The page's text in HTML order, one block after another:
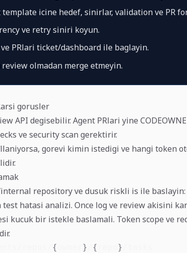
template icine hedef, sinirlar, validation ve PR
ve retry siniri koyun.
PRlari ticket/dashboard ile baglayin.
olmadan merge etmeyin.
gorusler
API degisebilir. Agent PRlari yine
ve security scan gerektirir.
gorevi kimin istedigi ve hangi token
repository ve dusuk riskli is ile baslayin:
hatasi analizi. Once log ve review akisini
kucuk bir istekle baslamali. Token scope ve
{ } { }